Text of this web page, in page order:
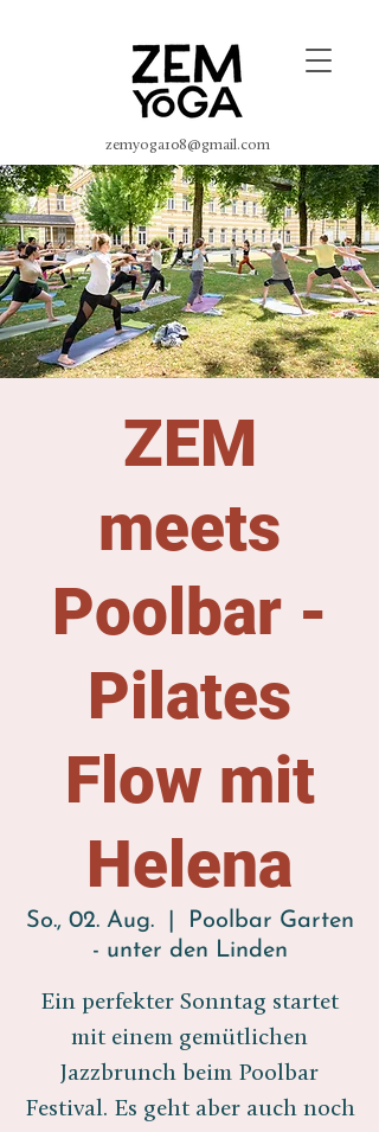
zemyoga108@gmail.com
ZEM
meets
Poolbar -
Pilates
Flow mit
Helena
So., 02. Aug.
  |
Poolbar Garten
- unter den Linden
Ein perfekter Sonntag startet
mit einem gemütlichen
Jazzbrunch beim Poolbar
Festival. Es geht aber auch noch